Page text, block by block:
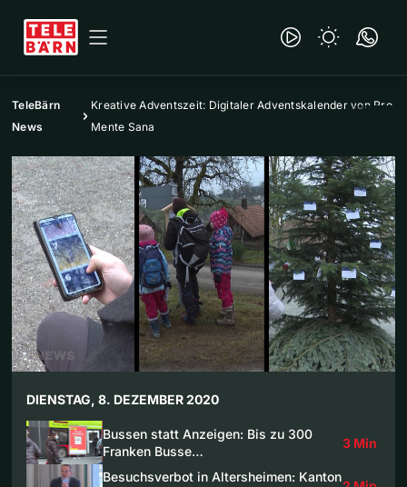
TeleBärn
News
Kreative Adventszeit: Digitaler Adventskalender von Pro
Mente Sana
DIENSTAG, 8. DEZEMBER 2020
Bussen statt Anzeigen: Bis zu 300
Franken Busse…
3 Min
Besuchsverbot in Altersheimen: Kanton